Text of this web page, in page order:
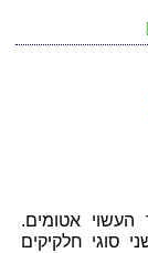
אטומים.
סוגי חלקיקים